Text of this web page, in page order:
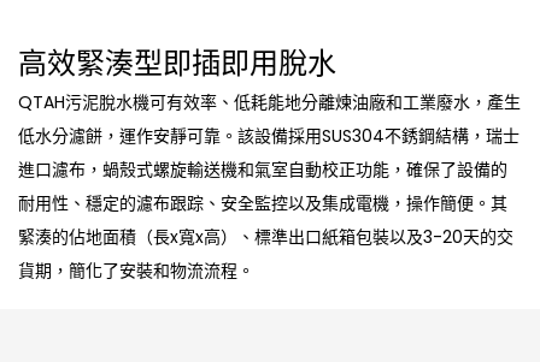
高效緊湊型即插即用脫水
QTAH污泥脫水機可有效率、低耗能地分離煉油廠和工業廢水，產生
低水分濾餅，運作安靜可靠。該設備採用SUS304不銹鋼結構，瑞士
進口濾布，蝸殼式螺旋輸送機和氣室自動校正功能，確保了設備的
耐用性、穩定的濾布跟踪、安全監控以及集成電機，操作簡便。其
緊湊的佔地面積（長x寬x高）、標準出口紙箱包裝以及3-20天的交
貨期，簡化了安裝和物流流程。